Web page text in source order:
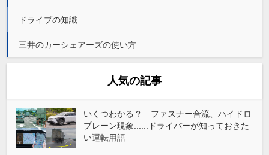
ドライブの知識
三井のカーシェアーズの使い方
人気の記事
いくつわかる？ ファスナー合流、ハイドロ
プレーン現象......ドライバーが知っておきた
い運転用語